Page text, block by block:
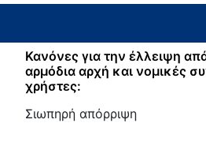
Κανόνες για την έλλειψη
αρμόδια αρχή και νομικές
χρήστες:
Σιωπηρή απόρριψη